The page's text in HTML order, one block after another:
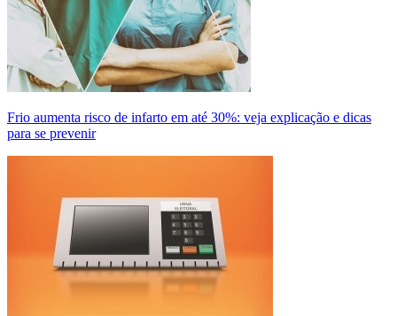
Frio aumenta risco de infarto em até 30%: veja explicação e dicas
para se prevenir